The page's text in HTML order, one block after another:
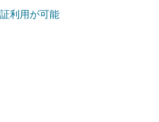
利用が可能